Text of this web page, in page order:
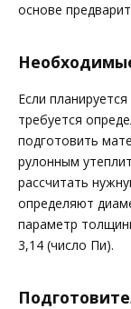
основе
Если
требуется
подготовить
рулонным
рассчитать
определяют
параметр
3,14 (число Пи).